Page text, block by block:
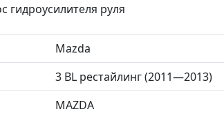
гидроусилителя руля
Mazda
3 BL рестайлинг (2011—2013)
MAZDA